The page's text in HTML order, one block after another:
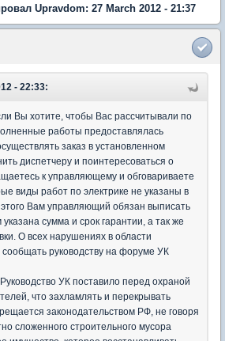
Upravdom: 27 March 2012 - 21:37
- 22:33:
Вы хотите, чтобы Вас рассчитывали по
работы предоставлялась
заказ в установленном
диспетчеру и поинтересоваться о
к управляющему и обговариваете
виды работ по электрике не указаны в
Вам управляющий обязан выписать
сумма и срок гарантии, а так же
О всех нарушениях в области
руководству на форуме УК
УК поставило перед охраной
что захламлять и перекрывать
законодательством РФ, не говоря
сложенного строительного мусора